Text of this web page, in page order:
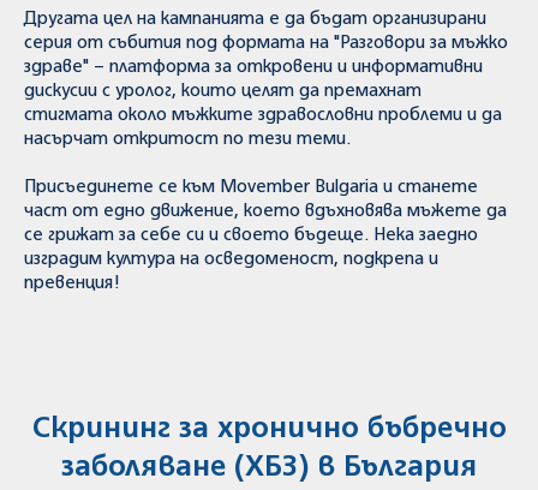
Другата цел на кампанията е да бъдат организирани
серия от събития под формата на "Разговори за мъжко
здраве" – платформа за откровени и информативни
дискусии с уролог, които целят да премахнат
стигмата около мъжките здравословни проблеми и да
насърчат откритост по тези теми.
Присъединете се към Movember Bulgaria и станете
част от едно движение, което вдъхновява мъжете да
се грижат за себе си и своето бъдеще. Нека заедно
изградим култура на осведоменост, подкрепа и
превенция!
Скрининг за хронично бъбречно
заболяване (ХБЗ) в България